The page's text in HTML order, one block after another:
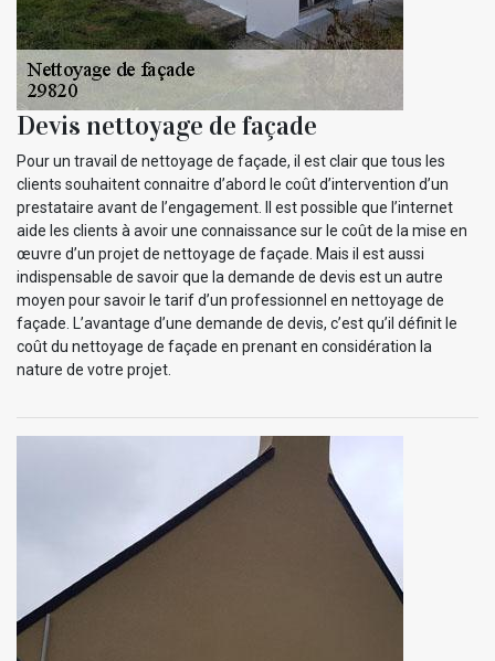
Devis nettoyage de façade
Pour un travail de nettoyage de façade, il est clair que tous les
clients souhaitent connaitre d’abord le coût d’intervention d’un
prestataire avant de l’engagement. Il est possible que l’internet
aide les clients à avoir une connaissance sur le coût de la mise en
œuvre d’un projet de nettoyage de façade. Mais il est aussi
indispensable de savoir que la demande de devis est un autre
moyen pour savoir le tarif d’un professionnel en nettoyage de
façade. L’avantage d’une demande de devis, c’est qu’il définit le
coût du nettoyage de façade en prenant en considération la
nature de votre projet.